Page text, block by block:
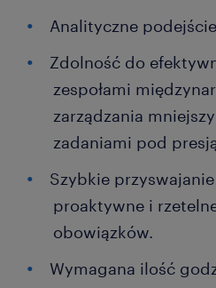
Analityczne
Zdolność do
zespołami
zarządzania
zadaniami pod
Szybkie
proaktywne i
obowiązków.
Wymagana ilość